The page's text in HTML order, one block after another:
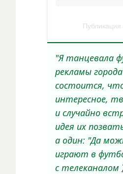
"Я танцевала
рекламы
состоится,
интересное,
и случайно
идея их
а один: "Да
играют в
с телеканалом